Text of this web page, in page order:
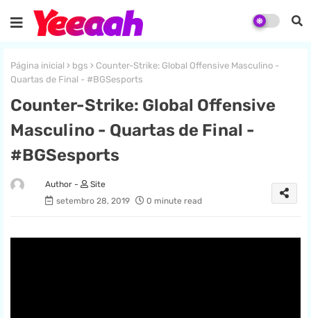
Página inicial bgs
Counter-Strike: Global Offensive Masculino -
Quartas de Final - #BGSesports
Counter-Strike: Global Offensive
Masculino - Quartas de Final -
#BGSesports
Site
setembro 28, 2019
0 minute read